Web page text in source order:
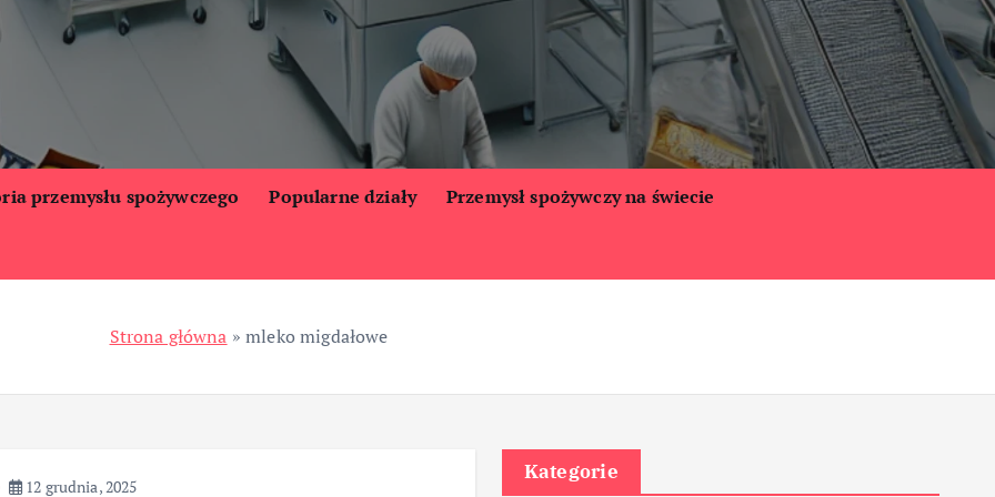
przemysłu spożywczego Popularne działy Przemysł spożywczy na świecie
Strona główna »mleko migdałowe
12 grudnia, 2025
Kategorie